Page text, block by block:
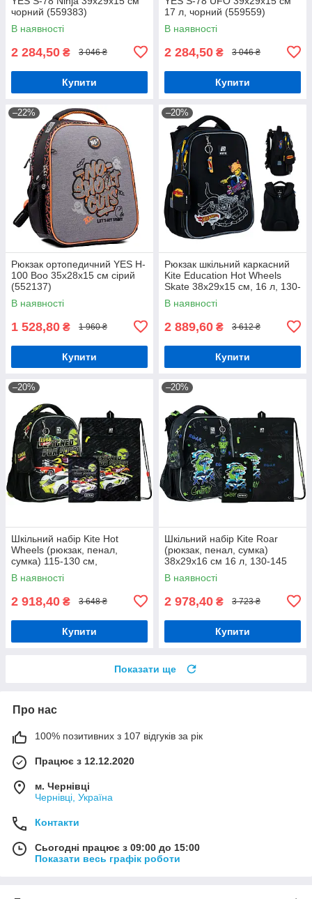
чорний (559383)
В наявності
2 284,50 ₴ 3 046 ₴
Купити
17 л, чорний (559559)
В наявності
2 284,50 ₴ 3 046 ₴
Купити
–22%
Рюкзак ортопедичний YES H-
100 Boo 35х28х15 см сірий
(552137)
В наявності
1 528,80 ₴ 1 960 ₴
Купити
–20%
Рюкзак шкільний каркасний
Kite Education Hot Wheels
Skate 38x29x15 см, 16 л, 130-
145 см, чорний
В наявності
2 889,60 ₴ 3 612 ₴
Купити
–20%
Шкільний набір Kite Hot
Wheels (рюкзак, пенал,
сумка) 115-130 см,
SET_HW24-555S
В наявності
2 918,40 ₴ 3 648 ₴
Купити
–20%
Шкільний набір Kite Roar
(рюкзак, пенал, сумка)
38x29x16 см 16 л, 130-145
см, SET_K24-531M-5
В наявності
2 978,40 ₴ 3 723 ₴
Купити
Показати ще
Про нас
100% позитивних з 107 відгуків за рік
Працює з 12.12.2020
м. Чернівці
Чернівці, Україна
Контакти
Сьогодні працює з 09:00 до 15:00
Показати весь графік роботи